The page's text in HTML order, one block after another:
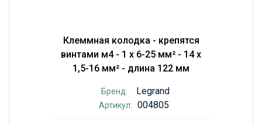
Клеммная колодка - крепятся
винтами м4 - 1 x 6-25 мм² - 14 x
1,5-16 мм² - длина 122 мм
Бренд: Legrand
Артикул: 004805